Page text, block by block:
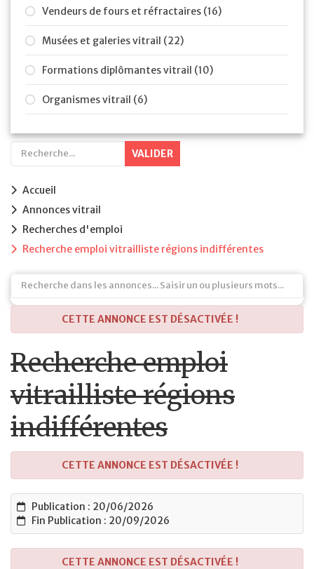
Vendeurs de fours et réfractaires (16)
Musées et galeries vitrail (22)
Formations diplômantes vitrail (10)
Organismes vitrail (6)
VALIDER
Accueil
Annonces vitrail
Recherches d'emploi
Recherche emploi vitrailliste régions indifférentes
CETTE ANNONCE EST DÉSACTIVÉE !
Recherche emploi
vitrailliste régions
indifférentes
CETTE ANNONCE EST DÉSACTIVÉE !
Publication : 20/06/2026
Fin Publication : 20/09/2026
CETTE ANNONCE EST DÉSACTIVÉE !